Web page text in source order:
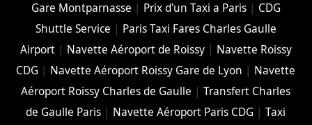
Gare Montparnasse | Prix d'un Taxi a Paris| CDG
Shuttle Service | Paris Taxi Fares Charles Gaulle
Airport| Navette Aéroport de Roissy| Navette Roissy
CDG | Navette Aéroport Roissy Gare de Lyon | Navette
Aéroport Roissy Charles de Gaulle |Transfert Charles
de Gaulle Paris | Navette Aéroport Paris CDG |Taxi